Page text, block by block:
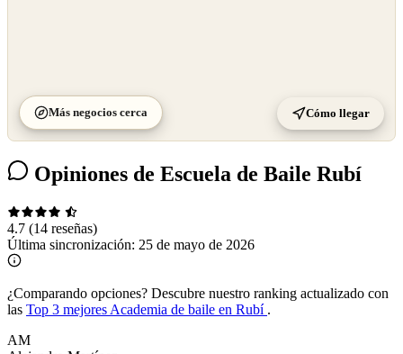
Más negocios cerca Cómo llegar
Opiniones de Escuela de Baile Rubí
4.7 (14 reseñas)
Última sincronización: 25 de mayo de 2026
¿Comparando opciones? Descubre nuestro ranking actualizado con
las Top 3 mejores Academia de baile en Rubí .
AM